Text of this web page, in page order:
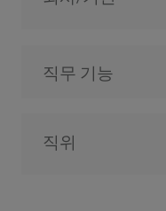
직무 기능
직위